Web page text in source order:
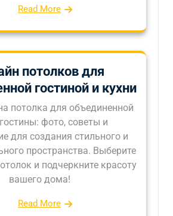
Read More
потолков для
гостиной и кухни
потолка для объединенной
фото, советы и
для создания стильного и
пространства. Выберите
и подчеркните красоту
вашего дома!
Read More